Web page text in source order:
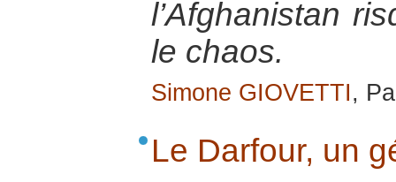
l’Afghanistan
le chaos.
Simone GIOVETTI,
Le Darfour, un